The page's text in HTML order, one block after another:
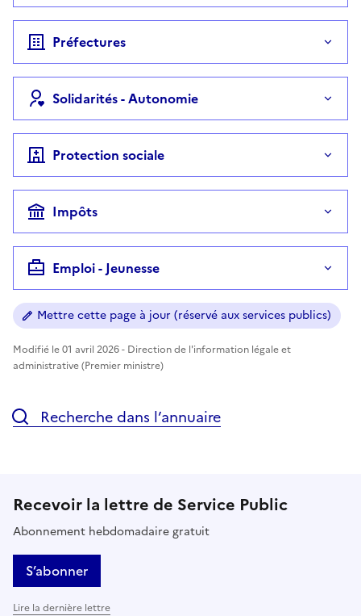
Préfectures
Solidarités - Autonomie
Protection sociale
Impôts
Emploi - Jeunesse
Mettre cette page à jour (réservé aux services publics)
Modifié le 01 avril 2026 - Direction de l'information légale et
administrative (Premier ministre)
Recherche dans l’annuaire
Recevoir la lettre de Service Public
Abonnement hebdomadaire gratuit
S’abonner
Lire la dernière lettre